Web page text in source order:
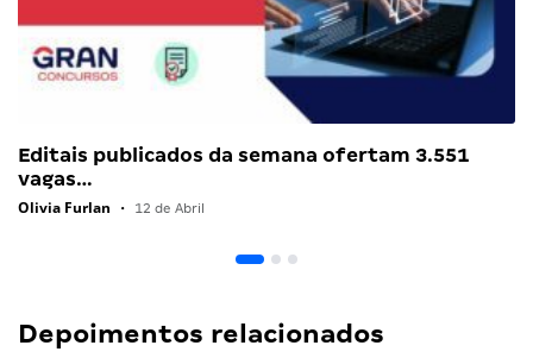
Editais publicados da semana ofertam 3.551
vagas…
Olivia Furlan • 12 de Abril
Depoimentos relacionados